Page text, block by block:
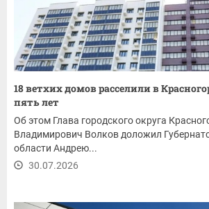
18 ветхих домов расселили в
пять лет
Об этом Глава городского округа
Владимирович Волков доложил
области Андрею...
30.07.2026